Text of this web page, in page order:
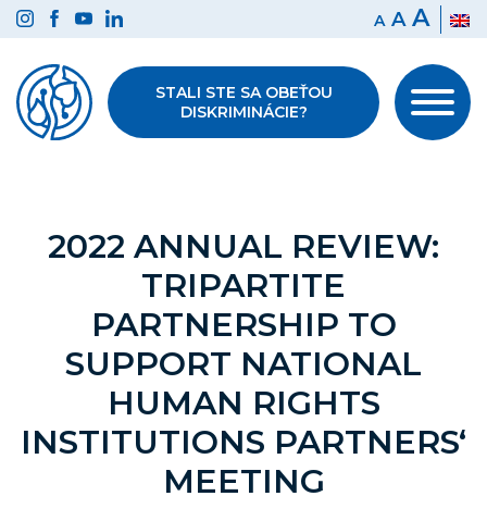
Preskočiť
na
obsah
A A A
STALI STE SA OBEŤOU
DISKRIMINÁCIE?
2022 ANNUAL REVIEW:
TRIPARTITE
PARTNERSHIP TO
SUPPORT NATIONAL
HUMAN RIGHTS
INSTITUTIONS PARTNERS‘
MEETING